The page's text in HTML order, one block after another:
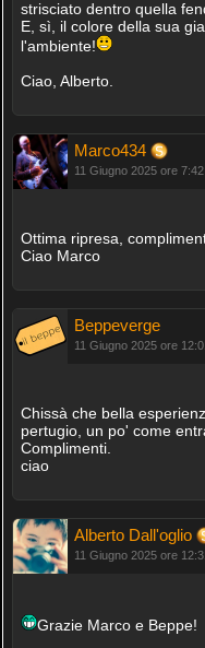
strisciato dentro quella
E, sì, il colore della sua
l'ambiente!
Ciao, Alberto.
Marco434
11 Giugno 2025 ore 7:42
Ottima ripresa,
Ciao Marco
Beppeverge
11 Giugno 2025 ore
Chissà che bella
pertugio, un po' come
Complimenti.
ciao
Alberto Dall'oglio
11 Giugno 2025 ore
Grazie Marco e Beppe!